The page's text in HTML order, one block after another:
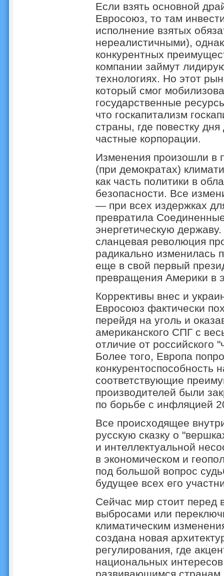
Если взять основной
Евросоюз, то там
исполнение взятых
нереалистичными),
конкурентных
компании займут
технологиях. Но этот
который смог
государственные
что госкапитализм
страны, где повестку
частные корпорации.
Изменения произошли в
(при демократах)
как часть политики в
безопасности. Все
— при всех издержках
превратила
энергетическую
сланцевая революция
радикально изменилась
еще в свой первый
превращения Америки в
Коррективы внес и
Евросоюз фактически
перейдя на уголь и
американского СПГ с
отличие от российского
Более того, Европа
конкурентоспособность
соответствующие
производителей были
по борьбе с инфляцией
Все происходящее
русскую сказку о
и интеллектуальной
в экономическом и
под большой вопрос
будущее всех его
Сейчас мир стоит перед
выбросами или
климатическим
создана новая
регулирования, где
национальных